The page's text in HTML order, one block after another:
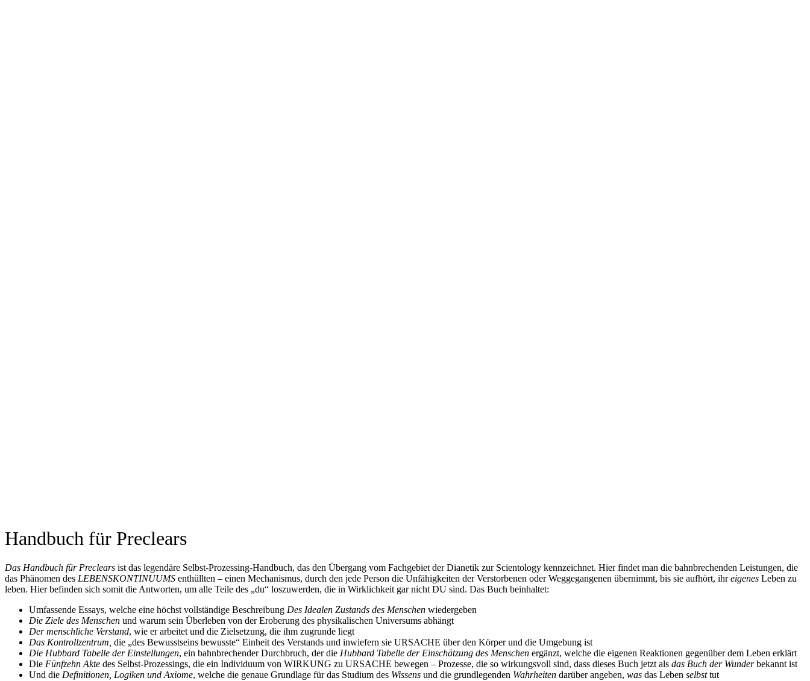
Handbuch für Preclears
Das Handbuch für Preclears ist das legendäre Selbst-Prozessing-Handbuch, das den Übergang vom Fachgebiet der Dianetik zur Scientology kennzeichnet. Hier findet man die bahnbrechenden Leistungen, die
das Phänomen des LEBENSKONTINUUMS enthüllten – einen Mechanismus, durch den jede Person die Unfähigkeiten der Verstorbenen oder Weggegangenen übernimmt, bis sie aufhört, ihreigenes Leben zu
leben. Hier befinden sich somit die Antworten, um alle Teile des „du“ loszuwerden, die in Wirklichkeit gar nicht DU sind. Das Buch beinhaltet:
Umfassende Essays, welche eine höchst vollständige Beschreibung Des Idealen Zustands des Menschen wiedergeben
Die Ziele des Menschen und warum sein Überleben von der Eroberung des physikalischen Universums abhängt
Der menschliche Verstand, wie er arbeitet und die Zielsetzung, die ihm zugrunde liegt
Das Kontrollzentrum, die „des Bewusstseins bewusste“ Einheit des Verstands und inwiefern sie URSACHE über den Körper und die Umgebung ist
Die Hubbard Tabelle der Einstellungen, ein bahnbrechender Durchbruch, der die Hubbard Tabelle der Einschätzung des Menschen ergänzt, welche die eigenen Reaktionen gegenüber dem Leben erklärt
Die Fünfzehn Akte des Selbst-Prozessings, die ein Individuum von WIRKUNG zu URSACHE bewegen – Prozesse, die so wirkungsvoll sind, dass dieses Buch jetzt als das Buch der Wunderbekannt ist
Und die Definitionen, Logiken und Axiome, welche die genaue Grundlage für das Studium des Wissens und die grundlegenden Wahrheiten darüber angeben, was das Leben selbsttut